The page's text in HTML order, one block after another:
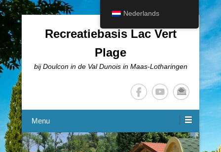
Recreatiebasis Lac Vert
Plage
bij Doulcon in de Val Dunois in Maas-Lotharingen
Menu
Nederlands